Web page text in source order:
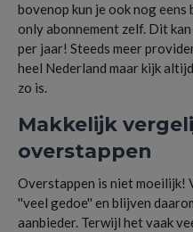
bovenop kun je ook nog eens
only abonnement zelf. Dit
per jaar! Steeds meer
heel Nederland maar kijk
zo is.
Makkelijk
overstappen
Overstappen is niet moeilijk!
''veel gedoe'' en blijven
aanbieder. Terwijl het vaak